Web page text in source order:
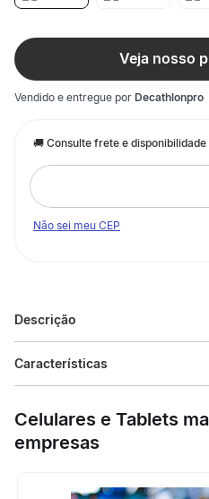
Veja nosso
Vendido e entregue por Decathlonpro
Não sei meu CEP
Descrição
Ideal para crianças, o Gorro
Snowboard. Com formato inca
grossa, este gorro oferece
forro polar macio. Possui
Características
Esporte
Grupo de Esporte
Celulares e Tablets
empresas